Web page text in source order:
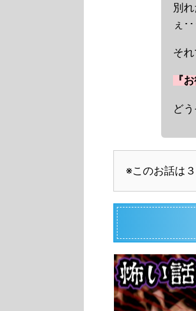
別
ぇ･･
そ
『
ど
※このお話は